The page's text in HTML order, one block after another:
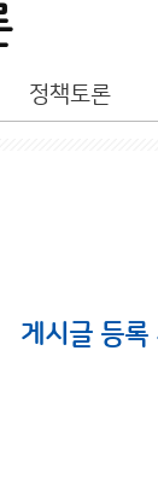
정책토론
게시글 등록